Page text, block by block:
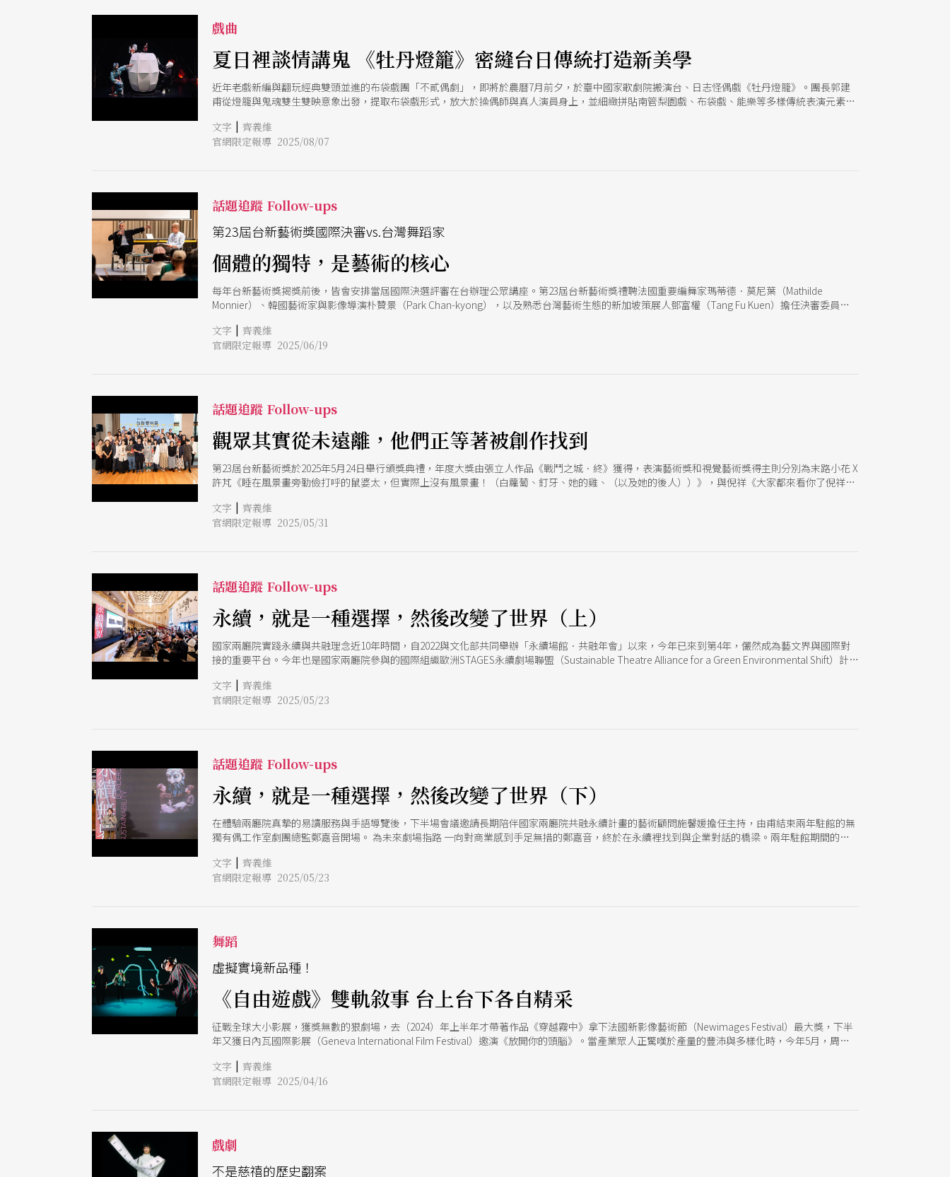
戲曲
夏日裡談情講鬼 《牡丹燈籠》密縫台日傳統打造新美學
近年老戲新編與翻玩經典雙頭並進的布袋戲團「不貳偶劇」，即將於農曆7月前夕，於臺中國家歌劇院搬演台、日志怪偶戲《牡丹燈籠》。團長郭建
甫從燈籠與鬼魂雙生雙映意象出發，提取布袋戲形式，放大於操偶師與真人演員身上，並細緻拼貼南管梨園戲、布袋戲、能樂等多樣傳統表演元素，
文字 | 齊義維
官網限定報導 2025/08/07
話題追蹤 Follow-ups
第23屆台新藝術獎國際決審vs.台灣舞蹈家
個體的獨特，是藝術的核心
每年台新藝術獎揭獎前後，皆會安排當屆國際決選評審在台辦理公眾講座。第23屆台新藝術獎禮聘法國重要編舞家瑪蒂德．莫尼葉（Mathilde
Monnier）、韓國藝術家與影像導演朴贊景（Park Chan-kyong），以及熟悉台灣藝術生態的新加坡策展人鄧富權（Tang Fu Kuen）擔任決審委員，
李貞葳，以對談形式，聊聊舞蹈作為創作媒介，每一位創作人如何透過作品與社會對話。 莫尼葉對台灣並不陌生，早在2012年關渡藝術節就曾帶來與
視覺藝術家 Dominique Figarella合作的《肥皂歌劇》（Soapéra），也在跨國串連計畫的亞洲舞蹈營裡，與台灣策展人、藝術家群體多有接觸，去
文字 | 齊義維
官網限定報導 2025/06/19
話題追蹤 Follow-ups
觀眾其實從未遠離，他們正等著被創作找到
第23屆台新藝術獎於2025年5月24日舉行頒獎典禮，年度大獎由張立人作品《戰鬥之城．終》獲得，表演藝術獎和視覺藝術獎得主則分別為末路小花 X
許芃《睡在風景畫旁勤儉打呼的鼠婆太，但實際上沒有風景畫！（白蘿蔔、釘牙、她的雞、（以及她的後人））》，與倪祥《大家都來看你了倪祥個
模大小、著眼美學高度或是文化探討，都讓決審團對巨大的藝術創作能量深深有感。
文字 | 齊義維
官網限定報導 2025/05/31
話題追蹤 Follow-ups
永續，就是一種選擇，然後改變了世界（上）
國家兩廳院實踐永續與共融理念近10年時間，自2022與文化部共同舉辦「永續場館．共融年會」以來，今年已來到第4年，儼然成為藝文界與國際對
接的重要平台。今年也是國家兩廳院參與的國際組織歐洲STAGES永續劇場聯盟（Sustainable Theatre Alliance for a Green Environmental Shift）計畫
語與即時聽打的多語服務，各種設身處地的體貼，成為國家兩廳院總監劉怡汝致詞裡「永續就是一種選擇」的最好背書。總監也表示，一路走來並不
輕鬆，但有了夥伴並肩，才能走得更遠。年會呈現了4年來各地多姿多彩的執行成果與收穫，同時也在豐厚的實戰經驗交流裡，看見下一階段的永續
文字 | 齊義維
官網限定報導 2025/05/23
話題追蹤 Follow-ups
永續，就是一種選擇，然後改變了世界（下）
在體驗兩廳院真摯的易讀服務與手語導覽後，下半場會議邀請長期陪伴國家兩廳院共融永續計畫的藝術顧問施馨媛擔任主持，由甫結束兩年駐館的無
獨有偶工作室劇團總監鄭嘉音開場。 為未來劇場指路 一向對商業感到手足無措的鄭嘉音，終於在永續裡找到與企業對話的橋梁。兩年駐館期間的永
過簡單的提問與選項，引導讀者重新思考藝術生產流程，翻轉既有觀念。鄭嘉音簡報裡充滿細節的各種實務分享，像是一幀幀照片記錄著劇團執行永
續過程裡的成就與快樂。像是在製作後回收材料的收納上，先將二手物件放在最容易取得的外層，從工作使用習慣著眼；或是因碳排比不上大型企
文字 | 齊義維
官網限定報導 2025/05/23
舞蹈
虛擬實境新品種！
《自由遊戲》雙軌敘事 台上台下各自精采
征戰全球大小影展，獲獎無數的狠劇場，去（2024）年上半年才帶著作品《穿越霧中》拿下法國新影像藝術節（Newimages Festival）最大獎，下半
年又獲日內瓦國際影展（Geneva International Film Festival）邀演《放開你的頭腦》。當產業眾人正驚嘆於產量的豐沛與多樣化時，今年5月，周東
戲》讓部分觀眾成為台上奇景的一環，在XR多樣化的指令給予下，與專業舞者及聲音影像團隊，共同為台下觀看者譜寫一齣當下性強烈、每一場次皆
難以複製的演出，在狠劇場邁入第12個年頭的時刻，開啟劇場閱讀與科技對話的新座標。 周東彥不想定義《自由遊戲》，雖創作脈絡與《放開你的頭
周東彥與狠劇場團隊則像是是新科技媒體領域的好奇博士生，研究著媒材的極限與多樣性，不斷向前推進，一層層地探討在這樣高門檻演出底下，自
由所能開展的社會鏡像能夠走到何方。
文字 | 齊義維
官網限定報導 2025/04/16
戲劇
不是慈禧的歷史翻案